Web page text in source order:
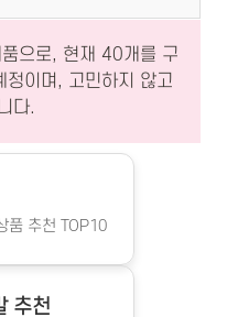
으로, 현재 40개를 구
정이며, 고민하지 않고
다.
품 추천 TOP10
추천